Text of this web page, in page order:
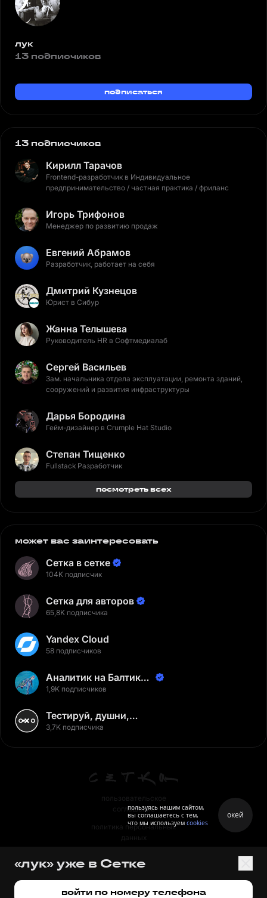
лук
13 подписчиков
подписаться
13 подписчиков
Кирилл Тарачов
Frontend-разработчик в Индивидуальное
предпринимательство / частная практика / фриланс
Игорь Трифонов
Менеджер по развитию продаж
Евгений Абрамов
Разработчик, работает на себя
Дмитрий Кузнецов
Юрист в Сибур
Жанна Телышева
Руководитель HR в Софтмедиалаб
Сергей Васильев
Зам. начальника отдела эксплуатации, ремонта зданий,
сооружений и развития инфраструктуры
Дарья Бородина
Гейм-дизайнер в Crumple Hat Studio
Степан Тищенко
Fullstack Разработчик
посмотреть всех
может вас заинтересовать
Сетка в сетке
104K подписчик
Сетка для авторов
65,8K подписчика
Yandex Cloud
58 подписчиков
Аналитик на Балтике |
Неверов Станислав
1,9K подписчиков
Тестируй, душни,
наслаждайся
3,7K подписчика
пользовательское
соглашение
политика персональных
данных
«лук» уже в Сетке
войти по номеру телефона
пользуясь нашим сайтом,
вы соглашаетесь с тем,
что мы используем cookies
окей